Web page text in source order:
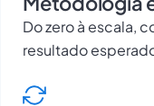
Do zero à escala,
resultado